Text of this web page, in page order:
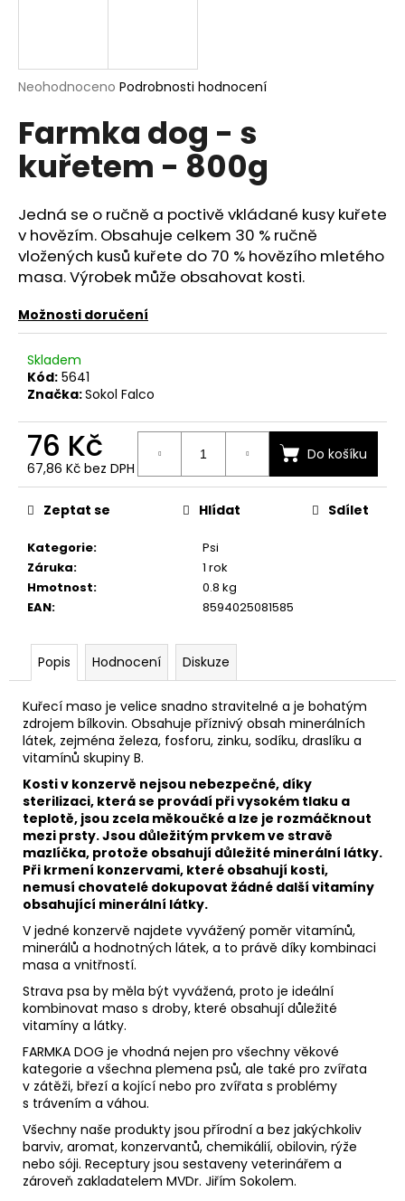
Průměrné
produktu
je
0,0
hvězdiček.
Neohodnoceno Podrobnosti hodnocení
Farmka dog - s
kuřetem - 800g
Jedná se o ručně a poctivě vkládané kusy kuřete
v hovězím. Obsahuje celkem 30 % ručně
vložených kusů kuřete do 70 % hovězího mletého
masa. Výrobek může obsahovat kosti.
Možnosti doručení
Skladem
Kód: 5641
Značka:Sokol Falco
76 Kč
67,86 Kč bez DPH
Měrná
cena:
Do košíku
Kategorie:
Psi
Záruka:
1 rok
Hmotnost:
0.8 kg
EAN: 8594025081585
Zeptat se Hlídat Sdílet
Popis Hodnocení Diskuze
Kuřecí maso je velice snadno stravitelné a je bohatým
zdrojem bílkovin. Obsahuje příznivý obsah minerálních
látek, zejména železa, fosforu, zinku, sodíku, draslíku a
vitamínů skupiny B.
Kosti v konzervě nejsou nebezpečné, díky
sterilizaci, která se provádí při vysokém tlaku a
teplotě, jsou zcela měkoučké a lze je rozmáčknout
mezi prsty. Jsou důležitým prvkem ve stravě
mazlíčka, protože obsahují důležité minerální látky.
Při krmení konzervami, které obsahují kosti,
nemusí chovatelé dokupovat žádné další vitamíny
obsahující minerální látky.
V jedné konzervě najdete vyvážený poměr vitamínů,
minerálů a hodnotných látek, a to právě díky kombinaci
masa a vnitřností.
Strava psa by měla být vyvážená, proto je ideální
kombinovat maso s droby, které obsahují důležité
vitamíny a látky.
FARMKA DOG je vhodná nejen pro všechny věkové
kategorie a všechna plemena psů, ale také pro zvířata
v zátěži, březí a kojící nebo pro zvířata s problémy
s trávením a váhou.
Všechny naše produkty jsou přírodní a bez jakýchkoliv
barviv, aromat, konzervantů, chemikálií, obilovin, rýže
nebo sóji. Receptury jsou sestaveny veterinářem a
zároveň zakladatelem MVDr. Jiřím Sokolem.
í
t
?
HLEDAT
D
o
p
u
u
e
m
e